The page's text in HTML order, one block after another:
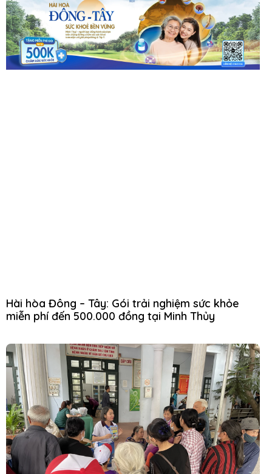
Hài hòa Đông – Tây: Gói trải nghiệm sức khỏe
miễn phí đến 500.000 đồng tại Minh Thủy